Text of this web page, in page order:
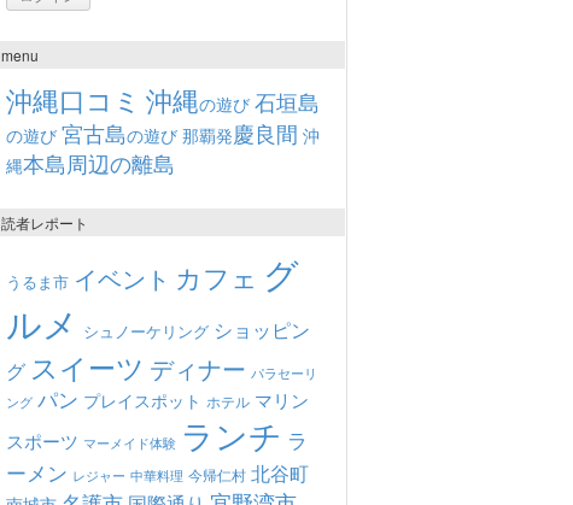
menu
沖縄口コミ 沖縄の遊び 石垣島
の遊び 宮古島の遊び 那覇発慶良間 沖
縄本島周辺の離島
読者レポート
うるま市 イベント カフェ グ
ルメ シュノーケリング ショッピン
グ スイーツ ディナー パラセーリ
ング パン プレイスポット ホテル マリン
スポーツ マーメイド体験 ランチ ラ
ーメン レジャー 中華料理 今帰仁村 北谷町